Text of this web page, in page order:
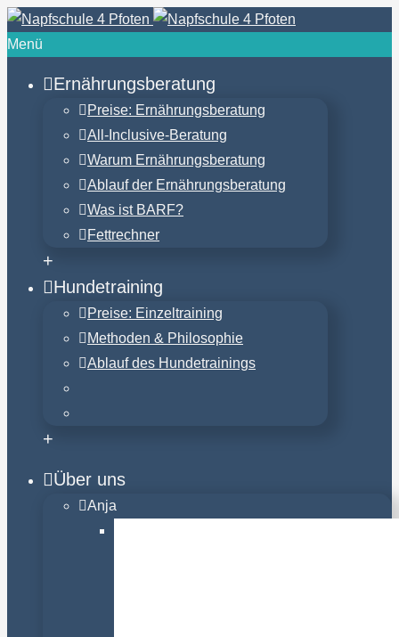
Menü
Ernährungsberatung
Preise: Ernährungsberatung
All-Inclusive-Beratung
Warum Ernährungsberatung
Ablauf der Ernährungsberatung
Was ist BARF?
Fettrechner
+
Hundetraining
Preise: Einzeltraining
Methoden & Philosophie
Ablauf des Hundetrainings
+
Über uns
Anja